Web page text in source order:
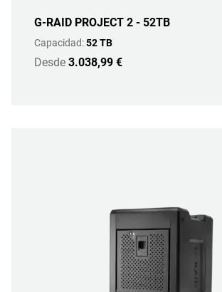
G-RAID PROJECT 2 - 52TB
Capacidad:52 TB
Desde 3.038,99 €